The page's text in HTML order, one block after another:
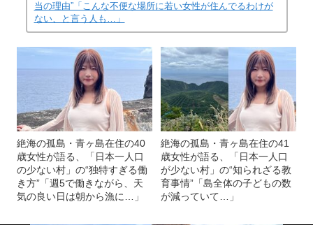
当の理由”「こんな不便な場所に若い女性が住んでるわけが
ない、と言う人も…」
絶海の孤島・青ヶ島在住の40
歳女性が語る、「日本一人口
の少ない村」の“独特すぎる働
き方”「週5で働きながら、天
気の良い日は朝から漁に…」
絶海の孤島・青ヶ島在住の41
歳女性が語る、「日本一人口
が少ない村」の“知られざる教
育事情”「島全体の子どもの数
が減っていて…」